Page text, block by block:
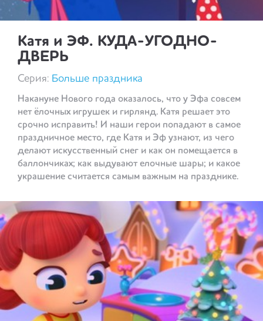
Катя и ЭФ. КУДА-УГОДНО-
ДВЕРЬ
Серия: Больше праздника
Накануне Нового года оказалось, что у Эфа совсем
нет ёлочных игрушек и гирлянд. Катя решает это
срочно исправить! И наши герои попадают в самое
праздничное место, где Катя и Эф узнают, из чего
делают искусственный снег и как он помещается в
баллончиках; как выдувают елочные шары; и какое
украшение считается самым важным на празднике.